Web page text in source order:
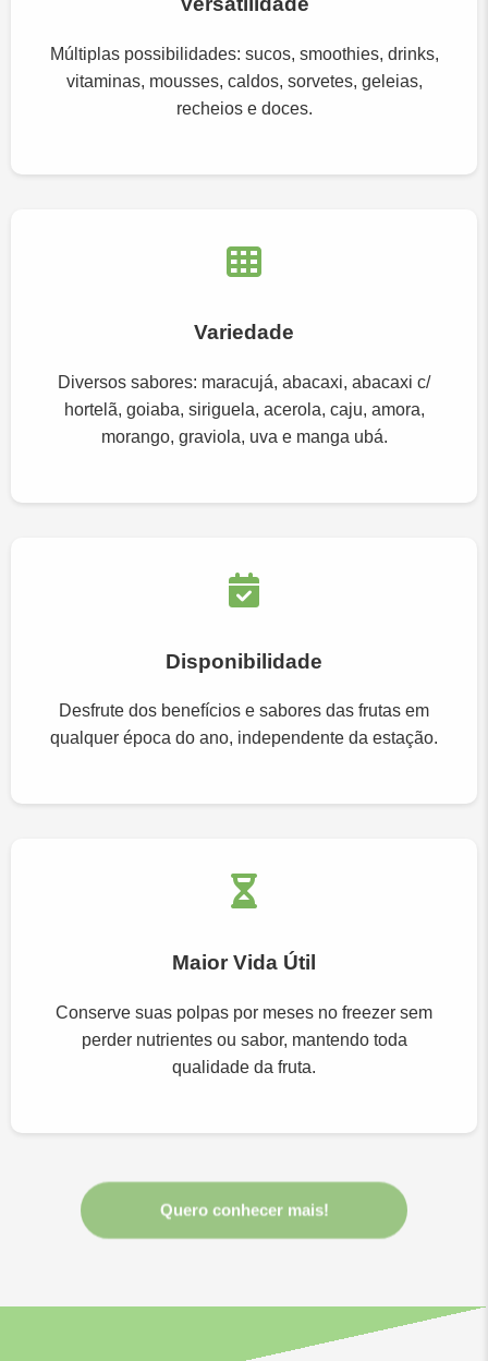
Múltiplas possibilidades: sucos, smoothies, drinks,
vitaminas, mousses, caldos, sorvetes, geleias,
recheios e doces.
Variedade
Diversos sabores: maracujá, abacaxi, abacaxi c/
hortelã, goiaba, siriguela, acerola, caju, amora,
morango, graviola, uva e manga ubá.
Disponibilidade
Desfrute dos benefícios e sabores das frutas em
qualquer época do ano, independente da estação.
Maior Vida Útil
Conserve suas polpas por meses no freezer sem
perder nutrientes ou sabor, mantendo toda
qualidade da fruta.
Quero conhecer mais!